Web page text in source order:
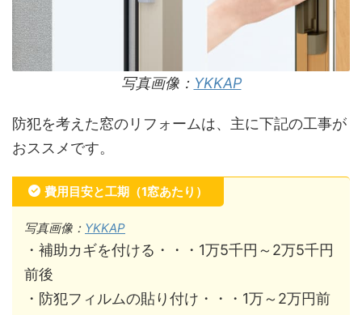
写真画像： YKKAP
防犯を考えた窓のリフォームは、主に下記の工事が
おススメです。
費用目安と工期（1窓あたり）
写真画像： YKKAP
・補助カギを付ける・・・1万5千円～2万5千円
前後
・防犯フィルムの貼り付け・・・1万～2万円前